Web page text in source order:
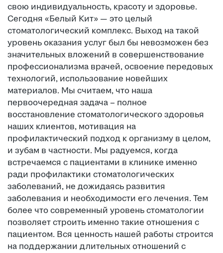
свою индивидуальность, красоту и здоровье.
Сегодня «Белый Кит» — это целый
стоматологический комплекс. Выход на такой
уровень оказания услуг был бы невозможен без
значительных вложений в совершенствование
профессионализма врачей, освоение передовых
технологий, использование новейших
материалов. Мы считаем, что наша
первоочередная задача – полное
восстановление стоматологического здоровья
наших клиентов, мотивация на
профилактический подход к организму в целом,
и зубам в частности. Мы радуемся, когда
встречаемся с пациентами в клинике именно
ради профилактики стоматологических
заболеваний, не дожидаясь развития
заболевания и необходимости его лечения. Тем
более что современный уровень стоматологии
позволяет строить именно такие отношения с
пациентом. Вся ценность нашей работы строится
на поддержании длительных отношений с